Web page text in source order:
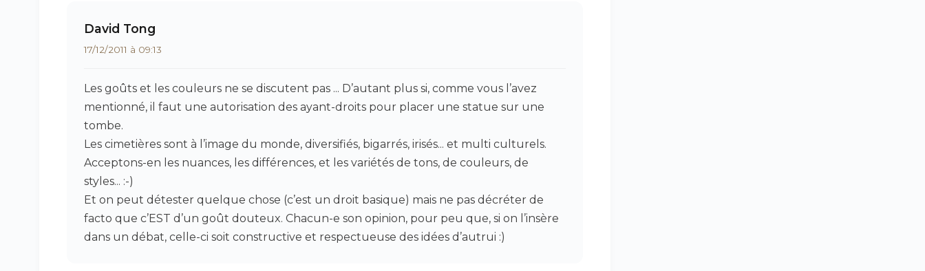
David Tong
17/12/2011 à 09:13
Les goûts et les couleurs ne se discutent pas ... D’autant plus si, comme vous l’avez
mentionné, il faut une autorisation des ayant-droits pour placer une statue sur une
tombe.
Les cimetières sont à l’image du monde, diversifiés, bigarrés, irisés... et multi culturels.
Acceptons-en les nuances, les différences, et les variétés de tons, de couleurs, de
styles... :-)
Et on peut détester quelque chose (c’est un droit basique) mais ne pas décréter de
facto que c’EST d’un goût douteux. Chacun-e son opinion, pour peu que, si on l’insère
dans un débat, celle-ci soit constructive et respectueuse des idées d’autrui :)